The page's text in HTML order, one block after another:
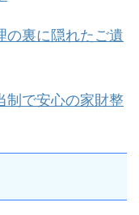
の裏に隠れたご遺
制で安心の家財整